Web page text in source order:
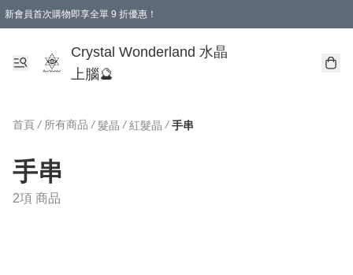
新會員首次購物即享全單 9 折優惠！
Crystal Wonderland 水晶
上腦🔮
首頁 / 所有商品 / 髮晶 / 紅髮晶 / 手串
手串
2項 商品